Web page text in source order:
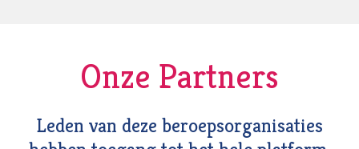
Onze Partners
Leden van deze beroepsorganisaties